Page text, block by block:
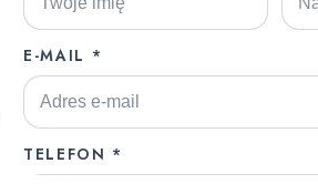
E-MAIL *
TELEFON *